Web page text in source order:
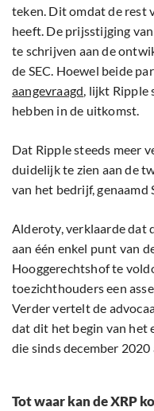
teken. Dit omdat de rest
heeft. De prijsstijging
te schrijven aan de
de SEC. Hoewel beide
aangevraagd, lijkt Ripple
hebben in de uitkomst.
Dat Ripple steeds meer
duidelijk te zien aan de
van het bedrijf,
Alderoty, verklaarde dat
aan één enkel punt van
Hooggerechtshof te
toezichthouders een
Verder vertelt de
dat dit het begin van het
die sinds december 2020
Tot waar kan de XRP